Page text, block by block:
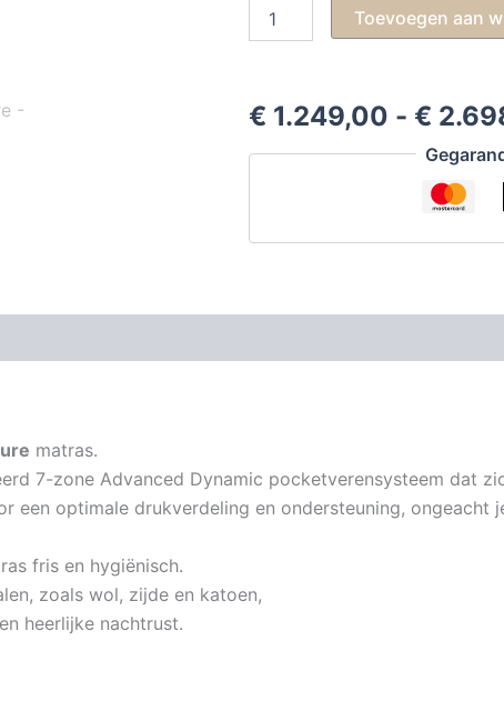
Allure
Toevoegen aan
€ 1.249,00 - €
matras.
7-zone Advanced Dynamic pocketverensysteem dat
optimale drukverdeling en ondersteuning, ongeacht
fris en hygiënisch.
zoals wol, zijde en katoen,
heerlijke nachtrust.